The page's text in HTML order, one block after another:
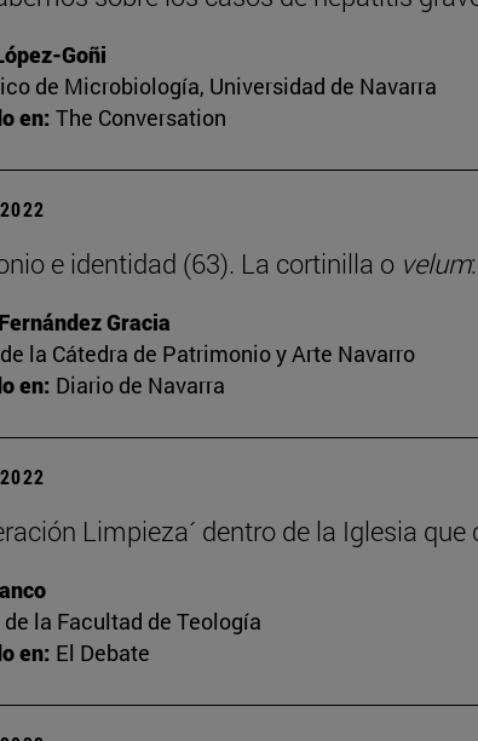
Goñi
de Microbiología, Universidad de Navarra
en: The Conversation
e identidad (63). La cortinilla o velum
Gracia
la Cátedra de Patrimonio y Arte Navarro
en: Diario de Navarra
Limpieza´ dentro de la Iglesia
la Facultad de Teología
en: El Debate